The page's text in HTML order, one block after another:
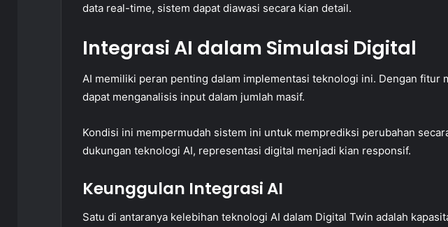
data real-time, sistem dapat diawasi secara kian detail.
Integrasi AI dalam Simulasi Digital
AI memiliki peran penting dalam implementasi teknologi ini. Dengan fitur
dapat menganalisis input dalam jumlah masif.
Kondisi ini mempermudah sistem ini untuk memprediksi perubahan
dukungan teknologi AI, representasi digital menjadi kian responsif.
Keunggulan Integrasi AI
Satu di antaranya kelebihan teknologi AI dalam Digital Twin adalah